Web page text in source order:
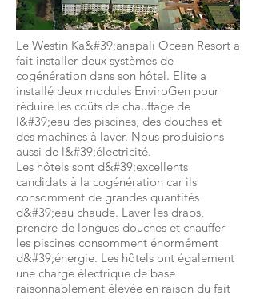
Le Westin Ka&#39;anapali Ocean Resort a
fait installer deux systèmes de
cogénération dans son hôtel. Elite a
installé deux modules EnviroGen pour
réduire les coûts de chauffage de
l&#39;eau des piscines, des douches et
des machines à laver. Nous produisions
aussi de l&#39;électricité.
Les hôtels sont d&#39;excellents
candidats à la cogénération car ils
consomment de grandes quantités
d&#39;eau chaude. Laver les draps,
prendre de longues douches et chauffer
les piscines consomment énormément
d&#39;énergie. Les hôtels ont également
une charge électrique de base
raisonnablement élevée en raison du fait